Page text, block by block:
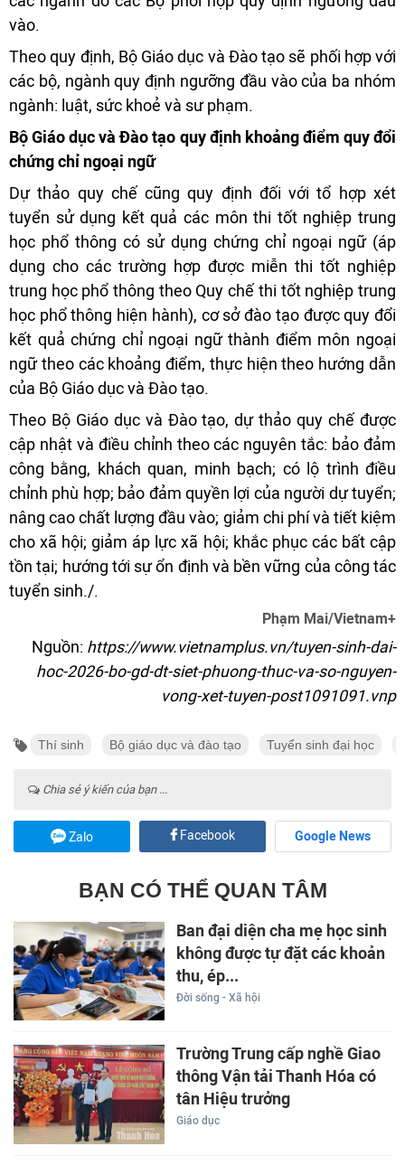
vào.
Theo quy định, Bộ Giáo dục và Đào tạo sẽ phối hợp với
các bộ, ngành quy định ngưỡng đầu vào của ba nhóm
ngành: luật, sức khoẻ và sư phạm.
Bộ Giáo dục và Đào tạo quy định khoảng điểm quy đổi
chứng chỉ ngoại ngữ
Dự thảo quy chế cũng quy định đối với tổ hợp xét
tuyển sử dụng kết quả các môn thi tốt nghiệp trung
học phổ thông có sử dụng chứng chỉ ngoại ngữ (áp
dụng cho các trường hợp được miễn thi tốt nghiệp
trung học phổ thông theo Quy chế thi tốt nghiệp trung
học phổ thông hiện hành), cơ sở đào tạo được quy đổi
kết quả chứng chỉ ngoại ngữ thành điểm môn ngoại
ngữ theo các khoảng điểm, thực hiện theo hướng dẫn
của Bộ Giáo dục và Đào tạo.
Theo Bộ Giáo dục và Đào tạo, dự thảo quy chế được
cập nhật và điều chỉnh theo các nguyên tắc: bảo đảm
công bằng, khách quan, minh bạch; có lộ trình điều
chỉnh phù hợp; bảo đảm quyền lợi của người dự tuyển;
nâng cao chất lượng đầu vào; giảm chi phí và tiết kiệm
cho xã hội; giảm áp lực xã hội; khắc phục các bất cập
tồn tại; hướng tới sự ổn định và bền vững của công tác
tuyển sinh./.
Phạm Mai/Vietnam+
Nguồn: https://www.vietnamplus.vn/tuyen-sinh-dai-
hoc-2026-bo-gd-dt-siet-phuong-thuc-va-so-nguyen-
vong-xet-tuyen-post1091091.vnp
Thí sinh Bộ giáo dục và đào tạo Tuyển sinh đại học
Chia sẻ ý kiến của bạn ...
Zalo Facebook Google News
BẠN CÓ THỂ QUAN TÂM
Ban đại diện cha mẹ học sinh
không được tự đặt các khoản
thu, ép...
Đời sống - Xã hội
Trường Trung cấp nghề Giao
thông Vận tải Thanh Hóa có
tân Hiệu trưởng
Giáo dục